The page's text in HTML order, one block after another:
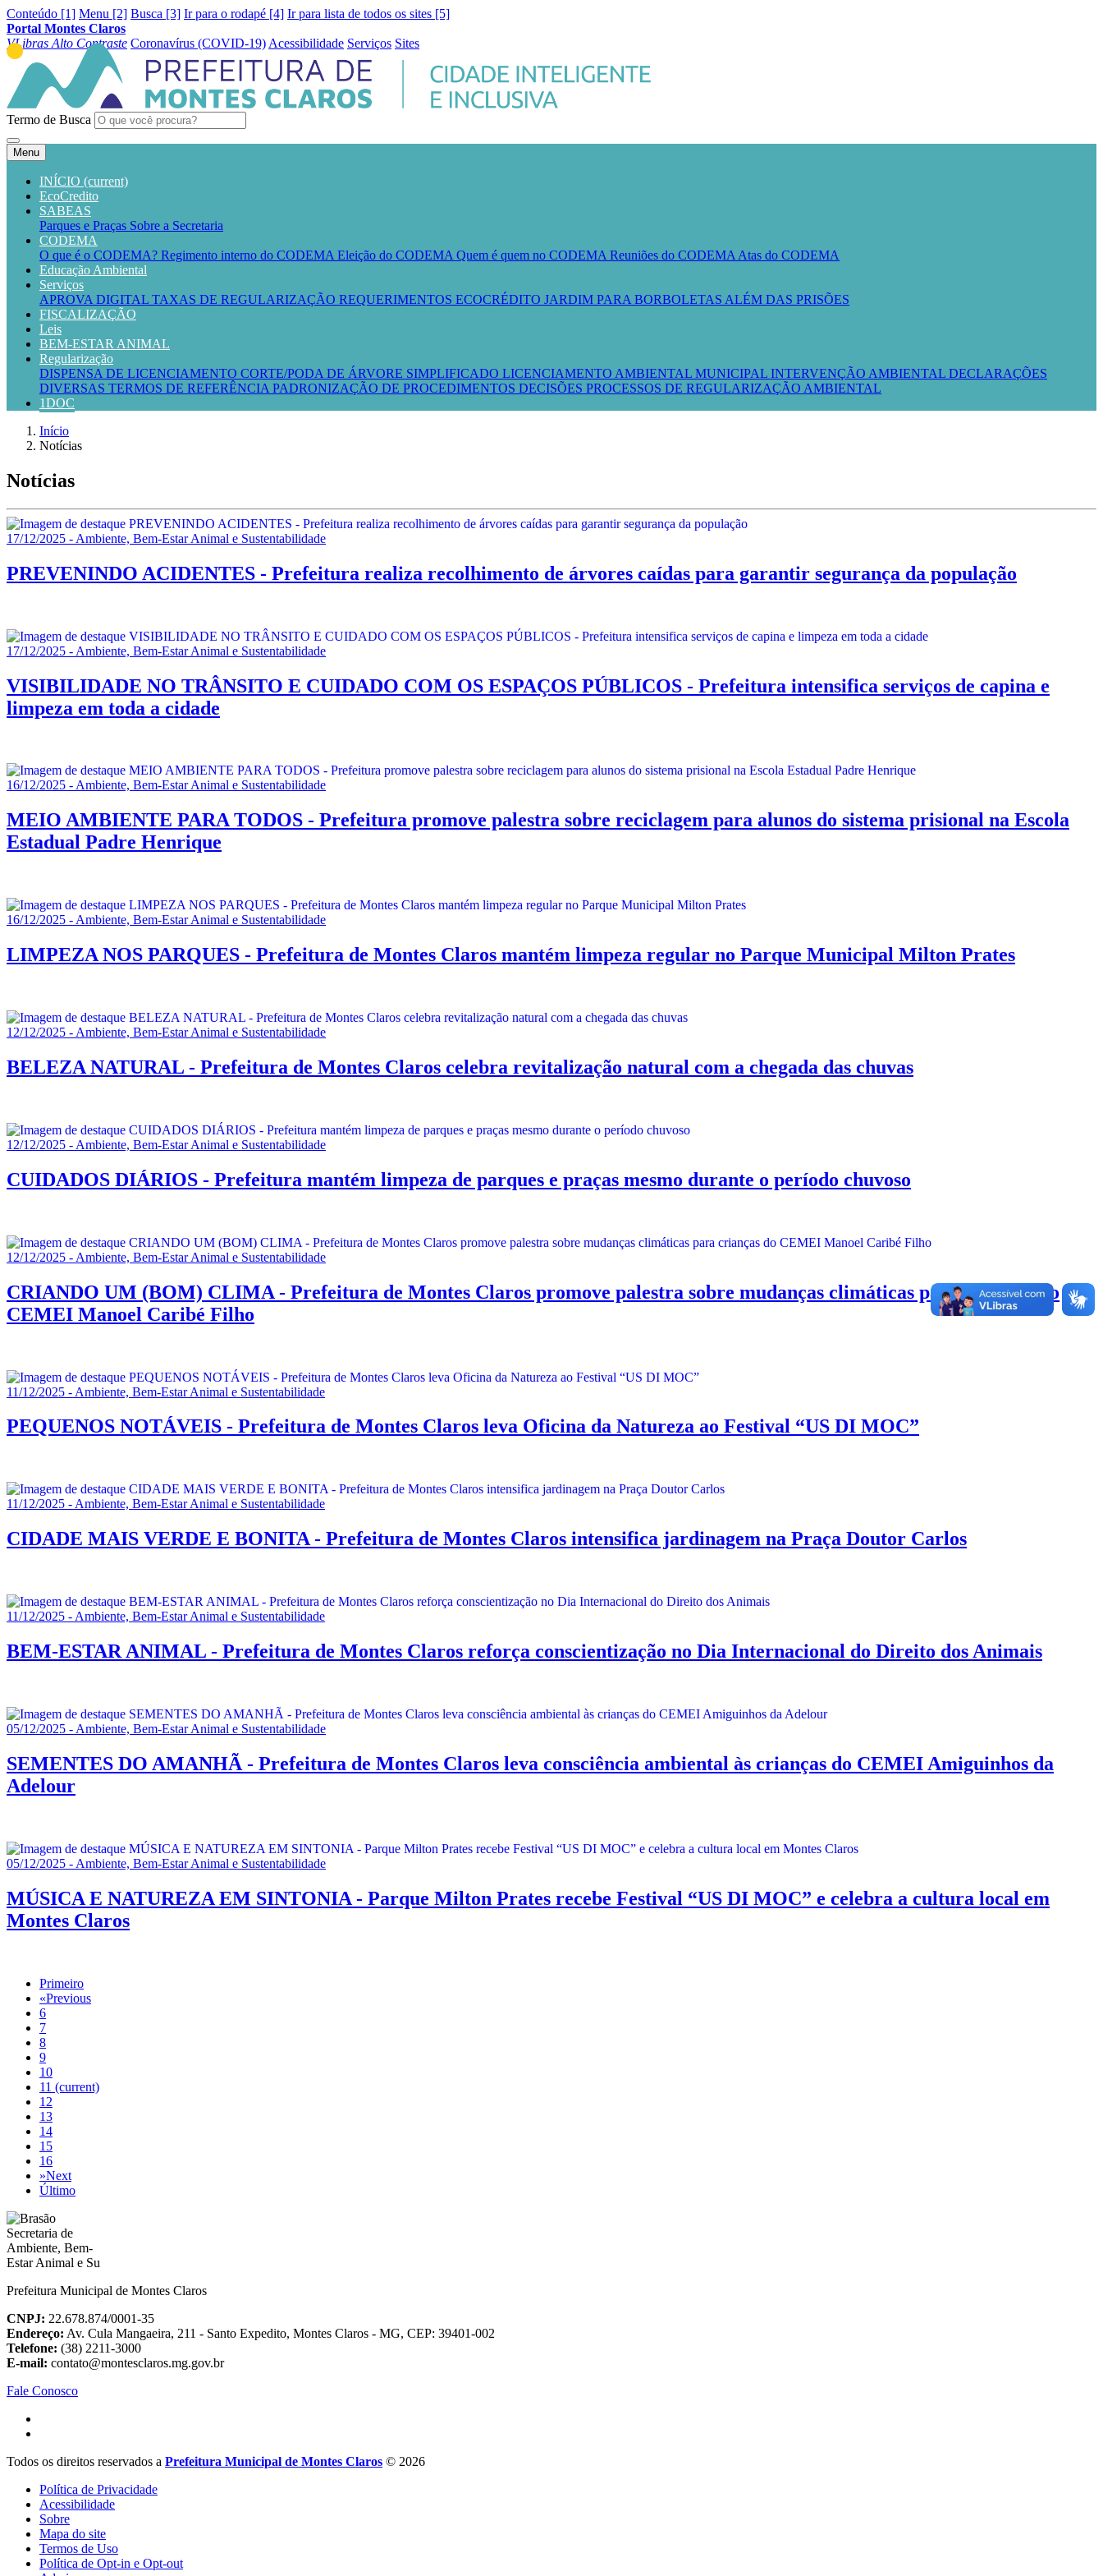
Conteúdo [1] Menu [2] Busca [3] Ir para o rodapé [4] Ir para lista de todos os sites [5]
Portal Montes Claros
VLibras Alto Contraste Coronavírus (COVID-19) Acessibilidade Serviços Sites
Termo de Busca
Menu
INÍCIO (current)
EcoCredito
SABEAS
Parques e Praças Sobre a Secretaria
CODEMA
O que é o CODEMA? Regimento interno do CODEMA Eleição do CODEMA Quem é quem no CODEMA Reuniões do CODEMA Atas do CODEMA
Educação Ambiental
Serviços
APROVA DIGITAL TAXAS DE REGULARIZAÇÃO REQUERIMENTOS ECOCRÉDITO JARDIM PARA BORBOLETAS ALÉM DAS PRISÕES
FISCALIZAÇÃO
Leis
BEM-ESTAR ANIMAL
Regularização
DISPENSA DE LICENCIAMENTO CORTE/PODA DE ÁRVORE SIMPLIFICADO LICENCIAMENTO AMBIENTAL MUNICIPAL INTERVENÇÃO AMBIENTAL DECLARAÇÕES
DIVERSAS TERMOS DE REFERÊNCIA PADRONIZAÇÃO DE PROCEDIMENTOS DECISÕES PROCESSOS DE REGULARIZAÇÃO AMBIENTAL
1DOC
Início
Notícias
Notícias
17/12/2025 - Ambiente, Bem-Estar Animal e Sustentabilidade
PREVENINDO ACIDENTES - Prefeitura realiza recolhimento de árvores caídas para garantir segurança da população
17/12/2025 - Ambiente, Bem-Estar Animal e Sustentabilidade
VISIBILIDADE NO TRÂNSITO E CUIDADO COM OS ESPAÇOS PÚBLICOS - Prefeitura intensifica serviços de capina e
limpeza em toda a cidade
16/12/2025 - Ambiente, Bem-Estar Animal e Sustentabilidade
MEIO AMBIENTE PARA TODOS - Prefeitura promove palestra sobre reciclagem para alunos do sistema prisional na Escola
Estadual Padre Henrique
16/12/2025 - Ambiente, Bem-Estar Animal e Sustentabilidade
LIMPEZA NOS PARQUES - Prefeitura de Montes Claros mantém limpeza regular no Parque Municipal Milton Prates
12/12/2025 - Ambiente, Bem-Estar Animal e Sustentabilidade
BELEZA NATURAL - Prefeitura de Montes Claros celebra revitalização natural com a chegada das chuvas
12/12/2025 - Ambiente, Bem-Estar Animal e Sustentabilidade
CUIDADOS DIÁRIOS - Prefeitura mantém limpeza de parques e praças mesmo durante o período chuvoso
12/12/2025 - Ambiente, Bem-Estar Animal e Sustentabilidade
CRIANDO UM (BOM) CLIMA - Prefeitura de Montes Claros promove palestra sobre mudanças climáticas para crianças do
CEMEI Manoel Caribé Filho
11/12/2025 - Ambiente, Bem-Estar Animal e Sustentabilidade
PEQUENOS NOTÁVEIS - Prefeitura de Montes Claros leva Oficina da Natureza ao Festival “US DI MOC”
11/12/2025 - Ambiente, Bem-Estar Animal e Sustentabilidade
CIDADE MAIS VERDE E BONITA - Prefeitura de Montes Claros intensifica jardinagem na Praça Doutor Carlos
11/12/2025 - Ambiente, Bem-Estar Animal e Sustentabilidade
BEM-ESTAR ANIMAL - Prefeitura de Montes Claros reforça conscientização no Dia Internacional do Direito dos Animais
05/12/2025 - Ambiente, Bem-Estar Animal e Sustentabilidade
SEMENTES DO AMANHÃ - Prefeitura de Montes Claros leva consciência ambiental às crianças do CEMEI Amiguinhos da
Adelour
05/12/2025 - Ambiente, Bem-Estar Animal e Sustentabilidade
MÚSICA E NATUREZA EM SINTONIA - Parque Milton Prates recebe Festival “US DI MOC” e celebra a cultura local em
Montes Claros
Primeiro
«Previous
6
7
8
9
10
11 (current)
12
13
14
15
16
»Next
Último
Prefeitura Municipal de Montes Claros
CNPJ: 22.678.874/0001-35
Endereço: Av. Cula Mangaeira, 211 - Santo Expedito, Montes Claros - MG, CEP: 39401-002
Telefone: (38) 2211-3000
E-mail: contato@montesclaros.mg.gov.br
Fale Conosco
Todos os direitos reservados a Prefeitura Municipal de Montes Claros © 2026
Política de Privacidade
Acessibilidade
Sobre
Mapa do site
Termos de Uso
Política de Opt-in e Opt-out